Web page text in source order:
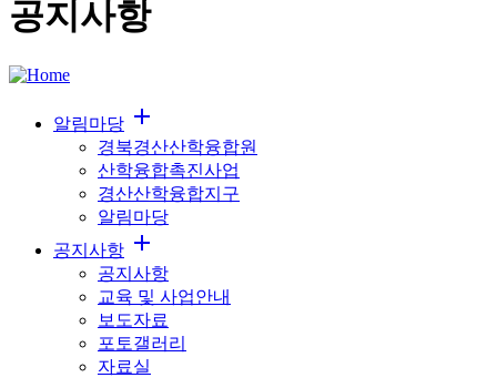
공지사항
알림마당 add
경북경산산학융합원
산학융합촉진사업
경산산학융합지구
알림마당
공지사항 add
공지사항
교육 및 사업안내
보도자료
포토갤러리
자료실